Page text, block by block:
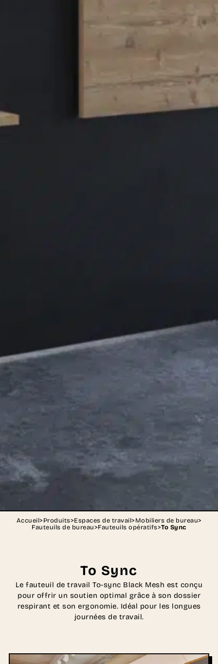
Accueil>Produits>Espaces de travail>Mobiliers de bureau>
Fauteuils de bureau>Fauteuils opératifs>To Sync
To Sync
Le fauteuil de travail To-sync Black Mesh est conçu
pour offrir un soutien optimal grâce à son dossier
respirant et son ergonomie. Idéal pour les longues
journées de travail.